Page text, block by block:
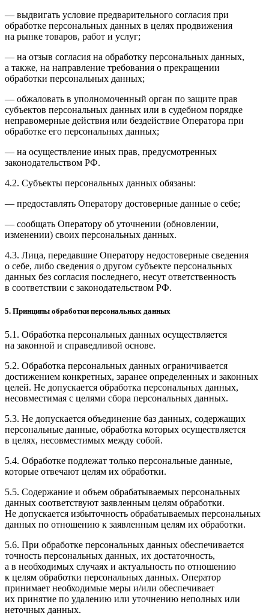
— выдвигать условие предварительного согласия при
обработке персональных данных в целях продвижения
на рынке товаров, работ и услуг;
— на отзыв согласия на обработку персональных данных,
а также, на направление требования о прекращении
обработки персональных данных;
— обжаловать в уполномоченный орган по защите прав
субъектов персональных данных или в судебном порядке
неправомерные действия или бездействие Оператора при
обработке его персональных данных;
— на осуществление иных прав, предусмотренных
законодательством РФ.
4.2. Субъекты персональных данных обязаны:
— предоставлять Оператору достоверные данные о себе;
— сообщать Оператору об уточнении (обновлении,
изменении) своих персональных данных.
4.3. Лица, передавшие Оператору недостоверные сведения
о себе, либо сведения о другом субъекте персональных
данных без согласия последнего, несут ответственность
в соответствии с законодательством РФ.
5. Принципы обработки персональных данных
5.1. Обработка персональных данных осуществляется
на законной и справедливой основе.
5.2. Обработка персональных данных ограничивается
достижением конкретных, заранее определенных и законных
целей. Не допускается обработка персональных данных,
несовместимая с целями сбора персональных данных.
5.3. Не допускается объединение баз данных, содержащих
персональные данные, обработка которых осуществляется
в целях, несовместимых между собой.
5.4. Обработке подлежат только персональные данные,
которые отвечают целям их обработки.
5.5. Содержание и объем обрабатываемых персональных
данных соответствуют заявленным целям обработки.
Не допускается избыточность обрабатываемых персональных
данных по отношению к заявленным целям их обработки.
5.6. При обработке персональных данных обеспечивается
точность персональных данных, их достаточность,
а в необходимых случаях и актуальность по отношению
к целям обработки персональных данных. Оператор
принимает необходимые меры и/или обеспечивает
их принятие по удалению или уточнению неполных или
неточных данных.